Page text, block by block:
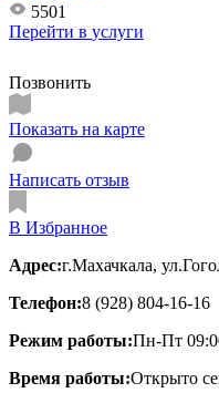
5501
Перейти в услуги
Позвонить
Показать на карте
Написать отзыв
В Избранное
Адрес:г.Махачкала,
Телефон:8 (928) 804-16-16
Режим работы:Пн-Пт
Время работы:Открыто